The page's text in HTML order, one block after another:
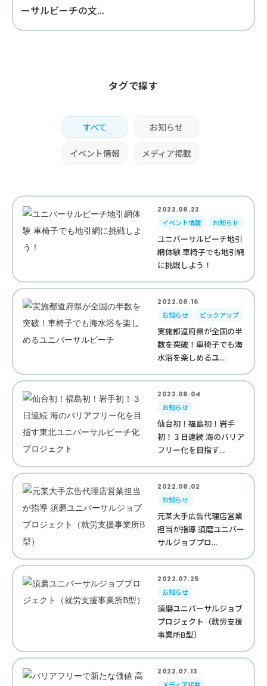
ーサルビーチの文...
タグで探す
すべて お知らせ
イベント情報 メディア掲載
2022.08.22
イベント情報
お知らせ
ユニバーサルビーチ地引
網体験 車椅子でも地引網
に挑戦しよう！
2022.08.16
お知らせ
ピックアップ
実施都道府県が全国の半
数を突破！車椅子でも海
水浴を楽しめるユ...
2022.08.04
お知らせ
仙台初！福島初！岩手
初！３日連続 海のバリア
フリー化を目指す...
2022.08.02
お知らせ
元某大手広告代理店営業
担当が指導 須磨ユニバー
サルジョブプロ...
2022.07.25
お知らせ
須磨ユニバーサルジョブ
プロジェクト（就労支援
事業所B型）
2022.07.13